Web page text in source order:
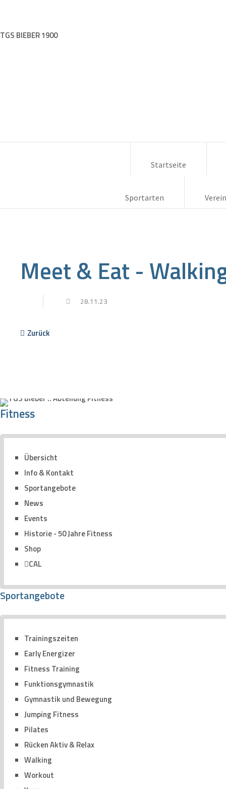
TGS BIEBER 1900
Startseite
Sportarten Verein
Meet & Eat -
28.11.23
Zurück
Fitness
Übersicht
Info & Kontakt
Sportangebote
News
Events
Historie - 50 Jahre Fitness
Shop
CAL
Sportangebote
Trainingszeiten
Early Energizer
Fitness Training
Funktionsgymnastik
Gymnastik und Bewegung
Jumping Fitness
Pilates
Rücken Aktiv & Relax
Walking
Workout